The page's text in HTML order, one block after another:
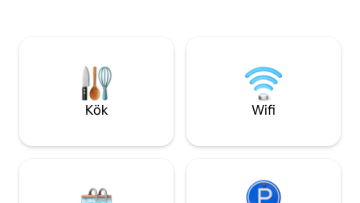
eget privat välbefinnande, Netflix,
TILLGÄNGLIG
NEDSATT
1:a våningen: se
Kök Wifi